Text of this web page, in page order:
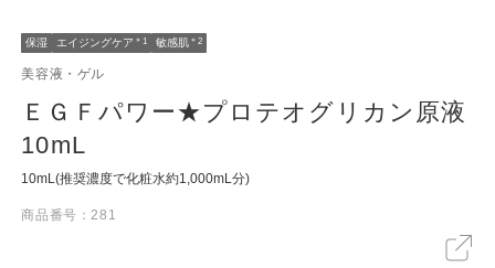
保湿 エイジングケア ＊1 敏感肌 ＊2
美容液・ゲル
ＥＧＦパワー★プロテオグリカン原液
10mL
10mL(推奨濃度で化粧水約1,000mL分)
商品番号：281